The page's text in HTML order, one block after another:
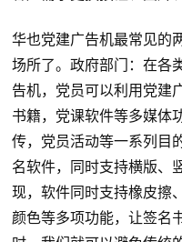
华也党建广告机最常见的
场所了。政府部门：在各
告机，党员可以利用党建
书籍，党课软件等多媒体
传，党员活动等一系列目
名软件，同时支持横版、
现，软件同时支持橡皮擦
颜色等多项功能，让签名